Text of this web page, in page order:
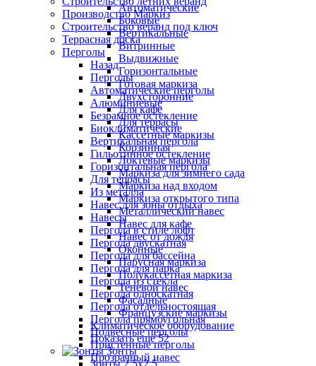
Автоматические
Боковые
Вертикальные
Витринные
Выдвижные
Горизонтальные
Готовая маркиза
Двухсторонние
Для кафе
Для террасы
Кассетные маркизы
Корзинная
Локтевые маркизы
Маркиза для зимнего сада
Маркиза над входом
Маркиза открытого типа
Металлический навес
Навес для кафе
Навес от дождя
Оконные
Парусная маркиза
Полукассетная маркиза
Теневой навес
Фасадные
Французские маркизы
Климатическое оборудование
Показать ещё 52
Зонты
Зонты 2,5х2,5
Производство Маркиз
Строительство веранд под ключ
Террасная доска
Перголы
Назад
Перголы
Автоматические перголы
Алюминиевые
Безрамное остекление
Биоклиматические
Вертикальная пергола
Гильотинное остекление
Горизонтальная пергола
Для террасы
Из металла
Навес для зоны отдыха
Навесы
Пергола в стиле лофт
Пергола двускатная
Пергола для бассейна
Пергола для парка
Пергола из стекла
Пергола односкатная
Пергола отдельностоящая
Пергола прямоугольная
Подвесные перголы
Пристенные перголы
Прозрачный навес